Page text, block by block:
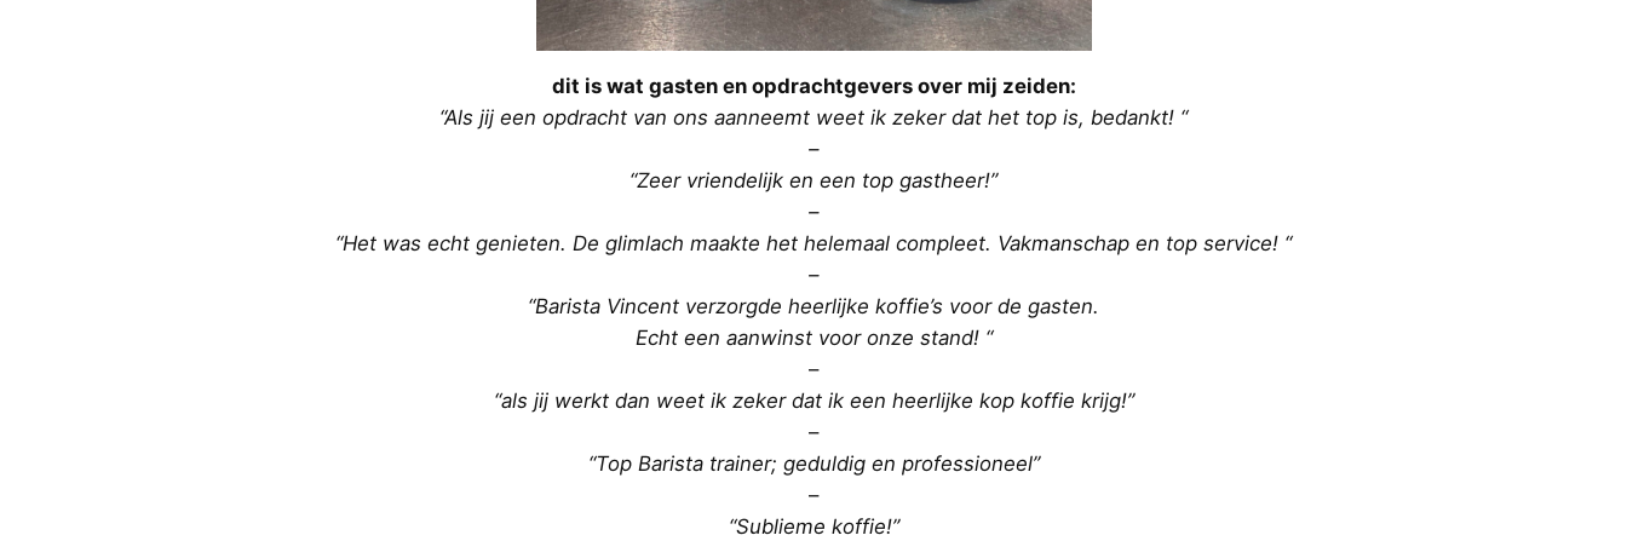
dit is wat gasten en opdrachtgevers over mij zeiden:
“Als jij een opdracht van ons aanneemt weet ik zeker dat het top is, bedankt! “
–
“Zeer vriendelijk en een top gastheer!”
–
“Het was echt genieten. De glimlach maakte het helemaal compleet. Vakmanschap en top service! “
–
“Barista Vincent verzorgde heerlijke koffie’s voor de gasten.
Echt een aanwinst voor onze stand! “
–
“als jij werkt dan weet ik zeker dat ik een heerlijke kop koffie krijg!”
–
“Top Barista trainer; geduldig en professioneel”
–
“Sublieme koffie!”